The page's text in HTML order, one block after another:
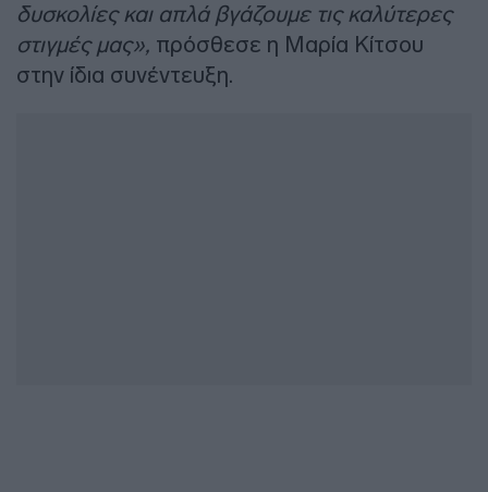
δυσκολίες και απλά βγάζουμε τις καλύτερες
στιγμές μας», πρόσθεσε η Μαρία Κίτσου
στην ίδια συνέντευξη.